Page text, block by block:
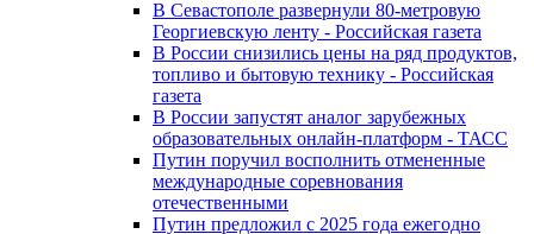
В Севастополе развернули 80-метровую
Георгиевскую ленту - Российская газета
В России снизились цены на ряд продуктов,
топливо и бытовую технику - Российская
газета
В России запустят аналог зарубежных
образовательных онлайн-платформ - ТАСС
Путин поручил восполнить отмененные
международные соревнования
отечественными
Путин предложил с 2025 года ежегодно